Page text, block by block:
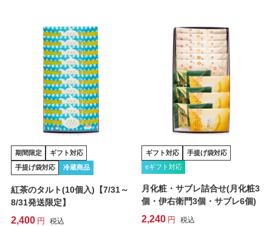
期間限定 ギフト対応
手提げ袋対応 冷蔵商品
紅茶のタルト(10個入)【7/31～
8/31発送限定】
2,400 税込
ギフト対応
手提げ袋対応
eギフト対応
月化粧・サブレ詰合せ(月化粧3
個・伊右衛門3個・サブレ6個)
2,240 税込